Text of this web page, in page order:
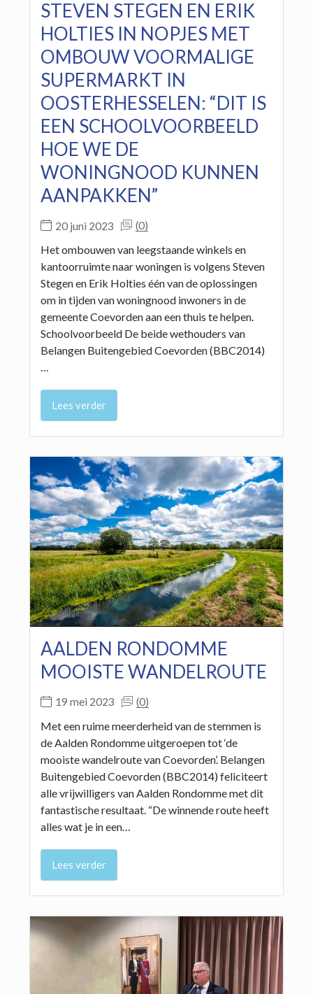
STEVEN STEGEN EN ERIK
HOLTIES IN NOPJES MET
OMBOUW VOORMALIGE
SUPERMARKT IN
OOSTERHESSELEN: “DIT IS
EEN SCHOOLVOORBEELD
HOE WE DE
WONINGNOOD KUNNEN
AANPAKKEN”
20 juni 2023 (0)
Het ombouwen van leegstaande winkels en
kantoorruimte naar woningen is volgens Steven
Stegen en Erik Holties één van de oplossingen
om in tijden van woningnood inwoners in de
gemeente Coevorden aan een thuis te helpen.
Schoolvoorbeeld De beide wethouders van
Belangen Buitengebied Coevorden (BBC2014)
…
Lees verder
AALDEN RONDOMME
MOOISTE WANDELROUTE
19 mei 2023 (0)
Met een ruime meerderheid van de stemmen is
de Aalden Rondomme uitgeroepen tot ‘de
mooiste wandelroute van Coevorden’. Belangen
Buitengebied Coevorden (BBC2014) feliciteert
alle vrijwilligers van Aalden Rondomme met dit
fantastische resultaat. “De winnende route heeft
alles wat je in een…
Lees verder